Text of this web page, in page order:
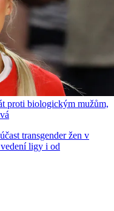
proti biologickým mužům,
transgender žen v
ligy i od